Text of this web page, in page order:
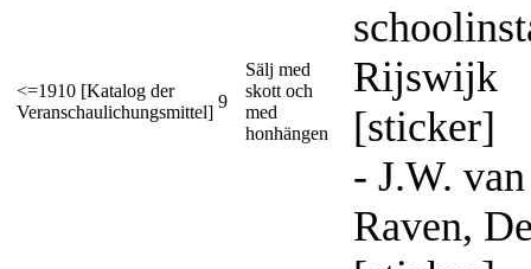
<=1910 [Katalog der
Veranschaulichungsmittel]
9
Sälj med
skott och
med
honhängen
Rijswijk
[sticker]
- J.W. van
Raven,